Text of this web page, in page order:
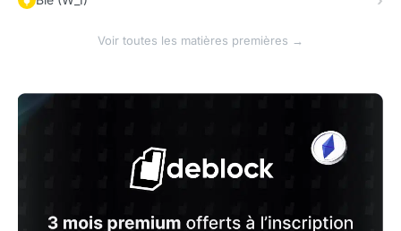
Voir toutes les matières premières →